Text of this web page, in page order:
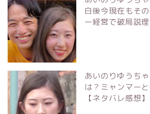
白後今現在もそ
ー経営で破局説理
あいのりゆうち
は？ミャンマー
【ネタバレ感想】